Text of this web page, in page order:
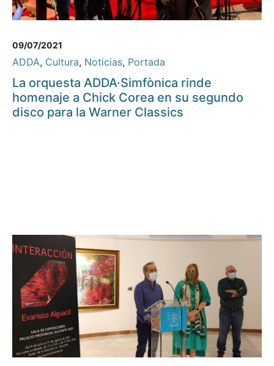
09/07/2021
ADDA, Cultura, Noticias, Portada
La orquesta ADDA·Simfònica rinde
homenaje a Chick Corea en su segundo
disco para la Warner Classics